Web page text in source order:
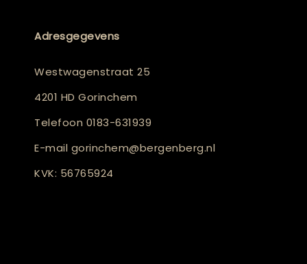
Adresgegevens
Westwagenstraat 25
4201 HD Gorinchem
Telefoon 0183-631939
E-mail gorinchem@bergenberg.nl
KVK: 56765924